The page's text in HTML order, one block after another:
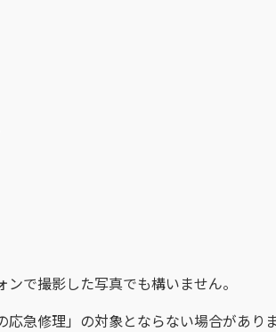
で撮影した写真でも構いません。
急修理」の対象とならない場合があり